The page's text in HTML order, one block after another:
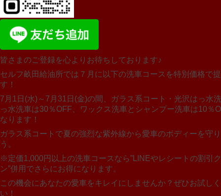
皆さまのご登録を心よりお待ちしております♪
セルフ畝田給油所では７月に以下の洗車コースを特別価格で
す！
7月1日(水)～7月31日(金)の間、ガラス系コート・光沢はっ水
っ水洗車は30％OFF、ワックス洗車とシャンプー洗車は10％
なります！
ガラス系コートで夏の強烈な紫外線から愛車のボディーを守
う。
※定価1,000円以上の洗車コースなら”LINEやレシートの割引
ン”併用でさらにお得になります。
この機会にあなたの愛車をキレイにしませんか？ぜひお試し
い！